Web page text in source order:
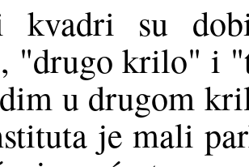
kvadri su
"drugo krilo" i
u drugom
je mali